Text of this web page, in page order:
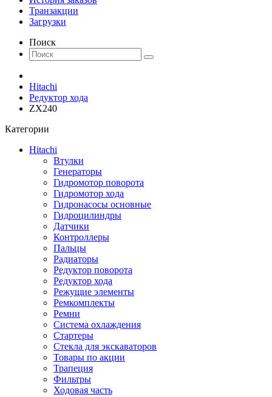
Транзакции
Загрузки
Поиск
Hitachi
Редуктор хода
ZX240
Категории
Hitachi
Втулки
Генераторы
Гидромотор поворота
Гидромотор хода
Гидронасосы основные
Гидроцилиндры
Датчики
Контроллеры
Пальцы
Радиаторы
Редуктор поворота
Редуктор хода
Режущие элементы
Ремкомплекты
Ремни
Система охлаждения
Стартеры
Стекла для экскаваторов
Товары по акции
Трапеция
Фильтры
Ходовая часть